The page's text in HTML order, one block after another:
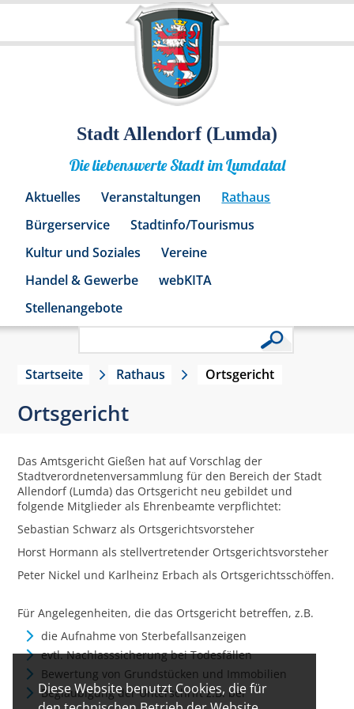
Diese Website benutzt Cookies, die für
Stadt Allendorf (Lumda)
Die liebenswerte Stadt im Lumdatal
Aktuelles Veranstaltungen
Rathaus
Bürgerservice
Stadtinfo/Tourismus
Kultur und Soziales
Vereine
Handel & Gewerbe
webKITA
Stellenangebote
Startseite Rathaus Ortsgericht
Ortsgericht
Das Amtsgericht Gießen hat auf Vorschlag der
Stadtverordnetenversammlung für den Bereich der Stadt
Allendorf (Lumda) das Ortsgericht neu gebildet und
folgende Mitglieder als Ehrenbeamte verpflichtet:
Sebastian Schwarz als Ortsgerichtsvorsteher
Horst Hormann als stellvertretender Ortsgerichtsvorsteher
Peter Nickel und Karlheinz Erbach als Ortsgerichtsschöffen.
Für Angelegenheiten, die das Ortsgericht betreffen, z.B.
die Aufnahme von Sterbefallsanzeigen
evtl. Nachlasssicherung bei Todesfällen
Bewertung von Grundstücken und Immobilien
Beglaubigung der Unterschrift z.B. bei